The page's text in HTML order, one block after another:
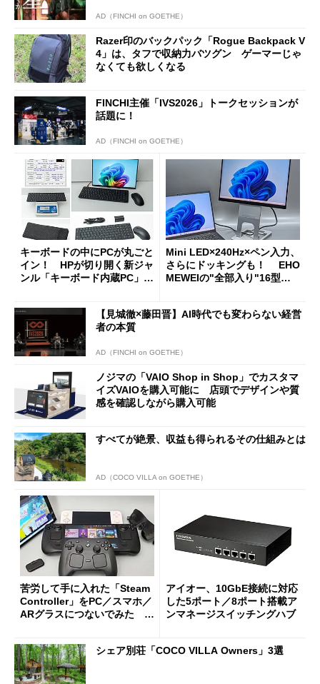
AD（FINCHI on GOETHE）
Razer印のバックパック「Rogue Backpack V
4」は、タフで収納力バツグン ゲーマーじゃ
なくても欲しくなる
FINCHI主催「IVS2026」トークセッションが
話題に！
AD（FINCHI on GOETHE）
キーボードの中にPCが丸ごと
イン！ HPが切り開く新ジャ
ンル「キーボード内蔵PC」の
Mini LED×240Hz×ペン入力、
さらにドッキングも！ EHO
MEWEIの"全部入り"16型モ
【見城徹×藤田晋】AI時代でも変わらない経営
者の本質
AD（FINCHI on GOETHE）
ノジマの「VAIO Shop in Shop」でカスタマ
イズVAIOを購入可能に 店頭でデザインや質
感を確認しながら購入可能
すべてが絶景、収益も得られるその仕組みとは
AD（COCO VILLA on GOETHE）
苦労して手に入れた「Steam
Controller」をPC／スマホ／
ARグラスにつないでみた ゲ
アイオー、10GbE接続に対応
した5ポート／8ポート搭載ア
ンマネージスイッチングハブ
シェア別荘「COCO VILLA Owners」3選